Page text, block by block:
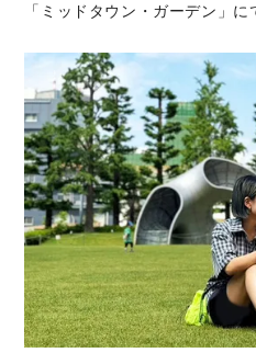
「ミッドタウン・ガーデン」